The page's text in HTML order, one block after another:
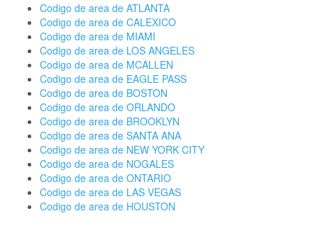
Codigo de area de ATLANTA
Codigo de area de CALEXICO
Codigo de area de MIAMI
Codigo de area de LOS ANGELES
Codigo de area de MCALLEN
Codigo de area de EAGLE PASS
Codigo de area de BOSTON
Codigo de area de ORLANDO
Codigo de area de BROOKLYN
Codigo de area de SANTA ANA
Codigo de area de NEW YORK CITY
Codigo de area de NOGALES
Codigo de area de ONTARIO
Codigo de area de LAS VEGAS
Codigo de area de HOUSTON